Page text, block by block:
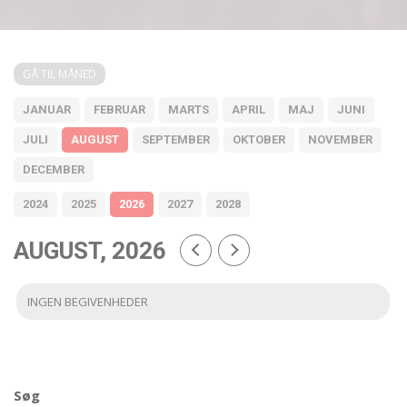
GÅ TIL MÅNED
JANUAR FEBRUAR MARTS APRIL MAJ JUNI
JULI AUGUST SEPTEMBER OKTOBER NOVEMBER
DECEMBER
2024 2025 2026 2027 2028
AUGUST, 2026
INGEN BEGIVENHEDER
Søg